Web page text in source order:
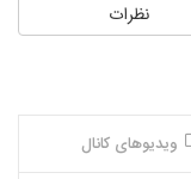
نظرات
ویدیوهای کانال